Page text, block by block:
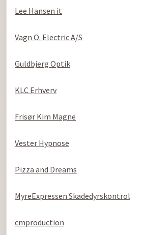
Lee Hansen it
Vagn O. Electric A/S
Guldbjerg Optik
KLC Erhverv
Frisør Kim Magne
Vester Hypnose
Pizza and Dreams
MyreExpressen Skadedyrskontrol
cmproduction